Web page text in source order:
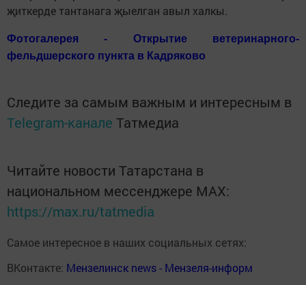
җиткерде тантанага җыелган авыл халкы.
Фотогалерея - Открытие ветеринарного-
фельдшерского пункта в Кадряково
Следите за самым важным и интересным в
Telegram-канале Татмедиа
Читайте новости Татарстана в
национальном мессенджере MАХ:
https://max.ru/tatmedia
Самое интересное в наших социальных сетях:
ВКонтакте: Мензелинск news - Мензеля-информ